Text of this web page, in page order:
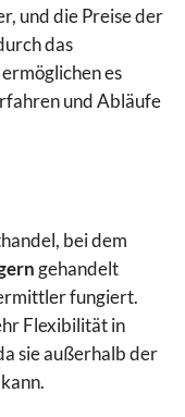
und die Preise der
das
es
und Abläufe
bei dem
gehandelt
fungiert.
Flexibilität in
sie außerhalb der